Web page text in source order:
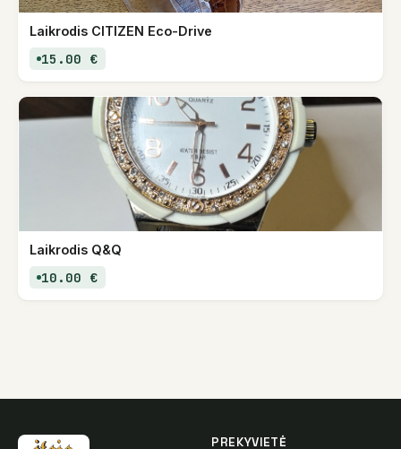
Laikrodis CITIZEN Eco-Drive
15.00 €
Laikrodis Q&Q
10.00 €
PREKYVIETĖ